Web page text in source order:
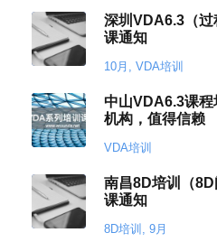
深圳VDA6.3（
课通知
10月 VDA培训
中山VDA6.3课
机构，值得信赖
VDA培训
南昌8D培训（
课通知
8D培训 9月